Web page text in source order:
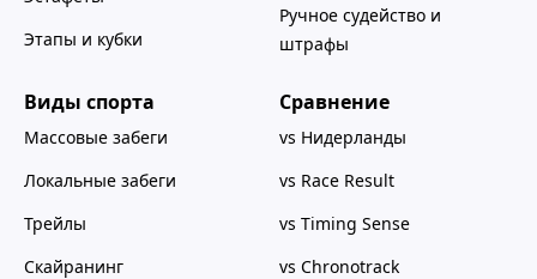
Этапы и кубки
Ручное судейство и
штрафы
Виды спорта
Массовые забеги
Локальные забеги
Трейлы
Скайранинг
Сравнение
vs Нидерланды
vs Race Result
vs Timing Sense
vs Chronotrack